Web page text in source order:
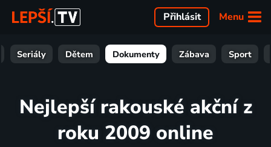
Menu
Přihlásit
Seriály Dětem Dokumenty Zábava Sport
Nejlepší rakouské akční z
roku 2009 online